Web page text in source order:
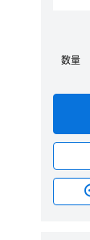
数量